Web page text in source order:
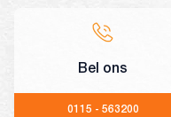
Bel ons
0115 - 563200